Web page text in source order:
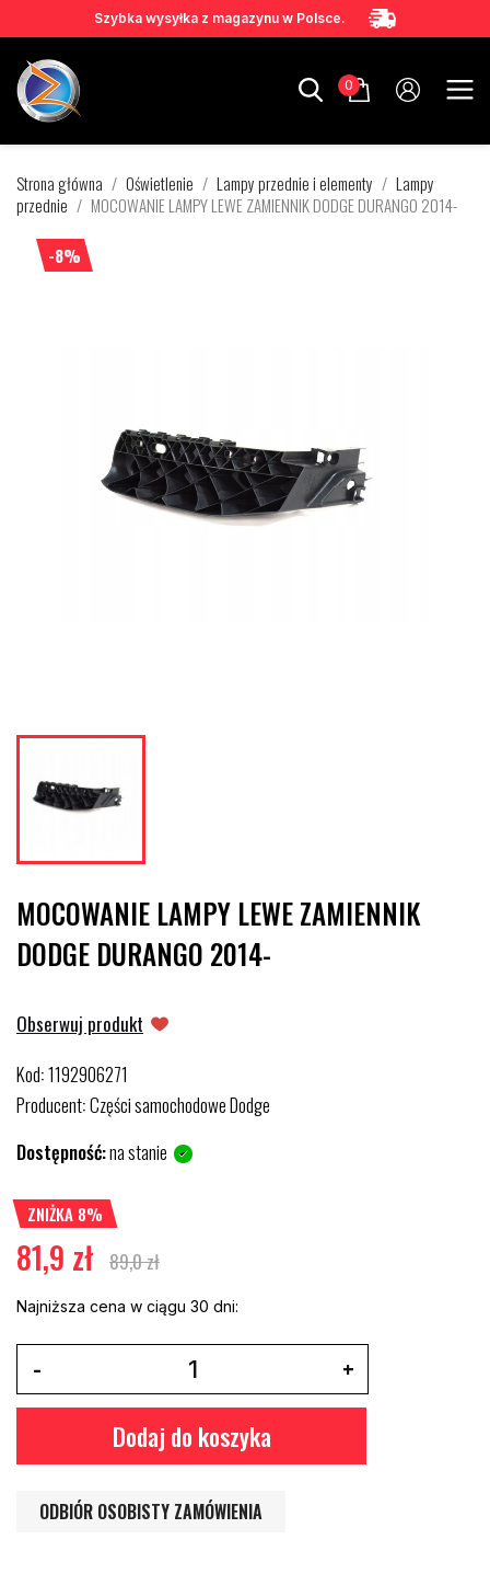
Szybka wysyłka z magazynu w Polsce.
0
Strona główna Oświetlenie Lampy przednie i elementy
Lampy
przednie
MOCOWANIE LAMPY LEWE ZAMIENNIK DODGE DURANGO 2014-
-8%
MOCOWANIE LAMPY LEWE ZAMIENNIK
DODGE DURANGO 2014-
Obserwuj produkt
Kod:1192906271
Producent:Części samochodowe Dodge
Dostępność:na stanie
ZNIŻKA 8%
81,9 zł 89,0 zł
Najniższa cena w ciągu 30 dni:
Dodaj do koszyka
ODBIÓR OSOBISTY ZAMÓWIENIA